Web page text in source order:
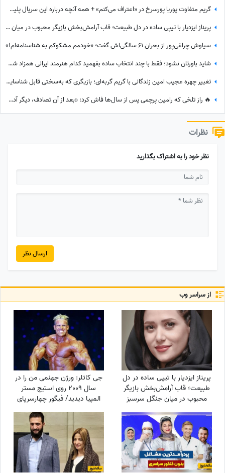
گریم متفاوت پوریا پورسرخ در «اعتراف می‌کنم» + همه آنچه درباره این سریال پلیسی باید بدانید
پریناز ایزدیار با تیپی ساده در دل طبیعت؛ قاب آرامش‌بخش بازیگر محبوب در میان جنگل سرسبز
سیاوش چراغی‌پور از بحران 61 سالگی‌اش گفت؛ «خودمم مشکوکم به شناسنامه‌ام!»
شاید باورتان نشود؛ فقط با چند انتخاب ساده بفهمید کدام هنرمند ایرانی همزاد شخصیتی شماست! از شوخ‌طبعی نعیمه نظام‌دوست تا احساسات عمیق شهاب حسینی؛ شما شبیه کدام‌یک هستید؟
تغییر چهره عجیب امین زندگانی با گریم گربه‌ای؛ بازیگری که به‌سختی قابل شناسایی است! + عکس
🔥 راز تلخی که رامین پرچمی پس از سال‌ها فاش کرد: «بعد از آن تصادف، دیگر آدم سابق نشدم؛ رابطه خوبی با پدر و مادرم نداشتم و چموش بودم...»
نظرات
نظر خود را به اشتراک بگذارید
ارسال نظر
از سراسر وب
پریناز ایزدیار با تیپی ساده در دل
طبیعت؛ قاب آرامش‌بخش بازیگر
محبوب در میان جنگل سرسبز
جی کاتلر: ورژن جهنمی من را در
سال 2009 روی استیج مستر
المپیا دیدید/ فیگور چهارسرپای